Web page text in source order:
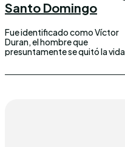
Santo Domingo
Fue identificado como Víctor
Duran, el hombre que
presuntamente se quitó la vida
este lunes lanzándose a aguas